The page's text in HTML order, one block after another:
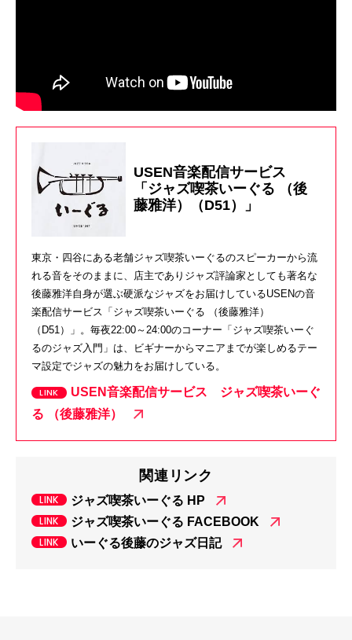
USEN音楽配信サービス
「ジャズ喫茶いーぐる （後
藤雅洋）（D51）」
東京・四谷にある老舗ジャズ喫茶いーぐるのスピーカーから流
れる音をそのままに、店主でありジャズ評論家としても著名な
後藤雅洋自身が選ぶ硬派なジャズをお届けしているUSENの音
楽配信サービス「ジャズ喫茶いーぐる （後藤雅洋）
（D51）」。毎夜22:00～24:00のコーナー「ジャズ喫茶いーぐ
るのジャズ入門」は、ビギナーからマニアまでが楽しめるテー
マ設定でジャズの魅力をお届けしている。
USEN音楽配信サービス ジャズ喫茶いーぐ
る （後藤雅洋）
関連リンク
ジャズ喫茶いーぐる HP
ジャズ喫茶いーぐる FACEBOOK
いーぐる後藤のジャズ日記